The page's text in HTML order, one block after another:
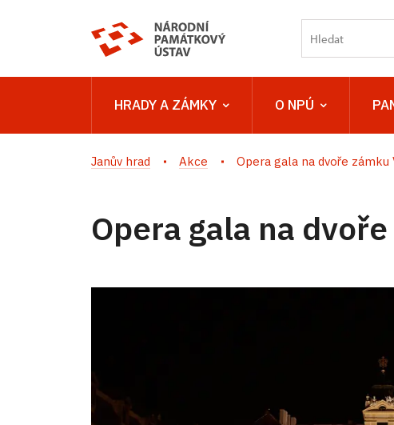
HRADY A ZÁMKY O NPÚ
Janův hrad Akce Opera gala na dvoře zámku
Opera gala na